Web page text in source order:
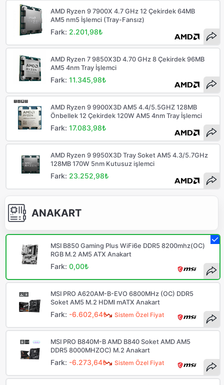
AMD Ryzen 9 7900X 4.7 GHz 12 Çekirdek 64MB
AM5 nm5 İşlemci (Tray-Fansız)
Fark: 2.201,98₺
AMD Ryzen 7 9850X3D 4.70 GHz 8 Çekirdek 96MB
AM5 4nm Tray İşlemci
Fark:11.345,98₺
AMD Ryzen 9 9900X3D AM5 4.4/5.5GHZ 128MB
Önbellek 12 Çekirdek 120W AM5 4nm Tray İşlemci
Fark:17.083,98₺
AMD Ryzen 9 9950X3D Tray Soket AM5 4.3/5.7GHz
128MB 170W 5nm Kutusuz işlemci
Fark: 23.252,98₺
ANAKART
MSI B850 Gaming Plus WiFi6e DDR5 8200mhz(OC)
RGB M.2 AM5 ATX Anakart
Fark:0,00₺
Sistem Özel Fiyat
MSI PRO A620AM-B-EVO 6800MHz (OC) DDR5
Soket AM5 M.2 HDMI mATX Anakart
Fark: -6.602,64₺
Sistem Özel Fiyat
MSI PRO B840M-B AMD B840 Soket AMD AM5
DDR5 8000MHZOC) M.2 Anakart
Fark: -6.273,64₺